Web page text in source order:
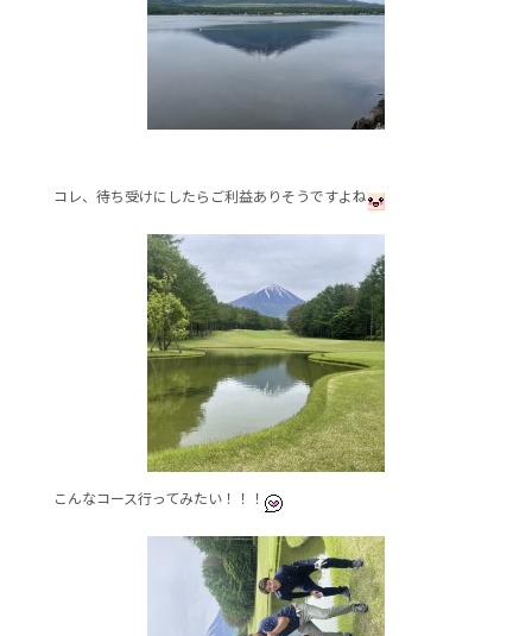
コレ、待ち受けにしたらご利益ありそうですよね
こんなコース行ってみたい！！！